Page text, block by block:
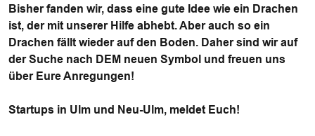
Bisher fanden wir, dass eine gute Idee wie ein Drachen
ist, der mit unserer Hilfe abhebt. Aber auch so ein
Drachen fällt wieder auf den Boden. Daher sind wir auf
der Suche nach DEM neuen Symbol und freuen uns
über Eure Anregungen!
Startups in Ulm und Neu-Ulm, meldet Euch!